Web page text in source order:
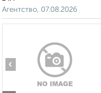
Агентство, 07.08.2026
‹